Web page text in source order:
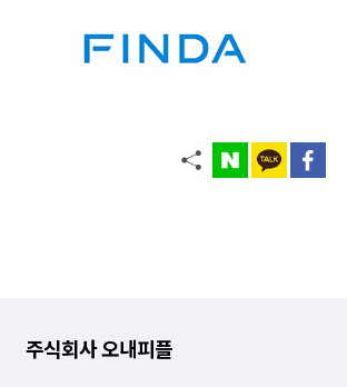
주식회사 오내피플